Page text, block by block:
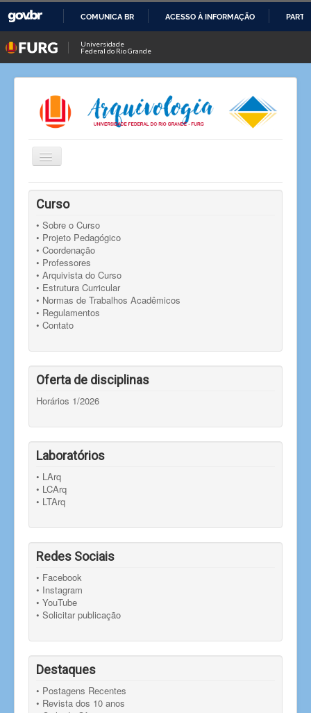
O
CONTEÚDO
COMUNICA BR ACESSO À INFORMAÇÃO
Universidade
Federal do Rio Grande
Alternar
Navegação
Você está aqui:
Alunos do Curso de Arquivologia realizam visita técnica
no Arquivo Histórico Municipal
Curso
• Sobre o Curso
• Projeto Pedagógico
• Coordenação
• Professores
• Arquivista do Curso
• Estrutura Curricular
• Normas de Trabalhos Acadêmicos
• Regulamentos
• Contato
Oferta de disciplinas
Horários 1/2026
Laboratórios
• LArq
• LCArq
• LTArq
Redes Sociais
• Facebook
• Instagram
• YouTube
• Solicitar publicação
Destaques
• Postagens Recentes
• Revista dos 10 anos